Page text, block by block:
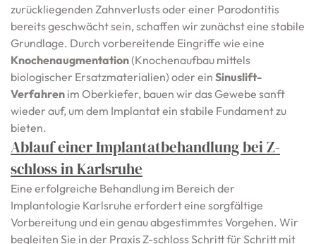
zurückliegenden Zahnverlusts oder einer Parodontitis
bereits geschwächt sein, schaffen wir zunächst eine stabile
Grundlage. Durch vorbereitende Eingriffe wie eine
Knochenaugmentation(Knochenaufbau mittels
biologischer Ersatzmaterialien) oder ein Sinuslift-
Verfahren im Oberkiefer, bauen wir das Gewebe sanft
wieder auf, um dem Implantat ein stabile Fundament zu
bieten.
Ablauf einer Implantatbehandlung bei Z-
schloss in Karlsruhe
Eine erfolgreiche Behandlung im Bereich der
Implantologie Karlsruhe erfordert eine sorgfältige
Vorbereitung und ein genau abgestimmtes Vorgehen. Wir
begleiten Sie in der Praxis Z-schloss Schritt für Schritt mit